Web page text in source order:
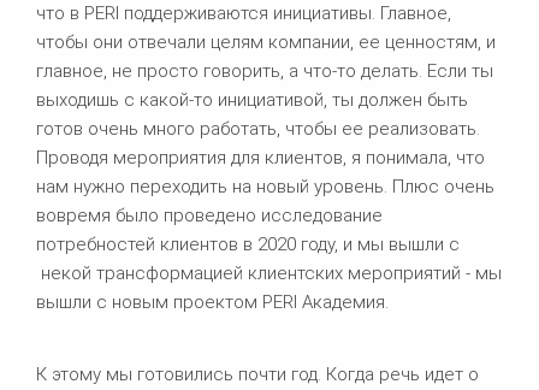
что в PERI поддерживаются инициативы. Главное,
чтобы они отвечали целям компании, ее ценностям, и
главное, не просто говорить, а что-то делать. Если ты
выходишь с какой-то инициативой, ты должен быть
готов очень много работать, чтобы ее реализовать.
Проводя мероприятия для клиентов, я понимала, что
нам нужно переходить на новый уровень. Плюс очень
вовремя было проведено исследование
потребностей клиентов в 2020 году, и мы вышли с
некой трансформацией клиентских мероприятий - мы
вышли с новым проектом PERI Академия.
К этому мы готовились почти год. Когда речь идет о